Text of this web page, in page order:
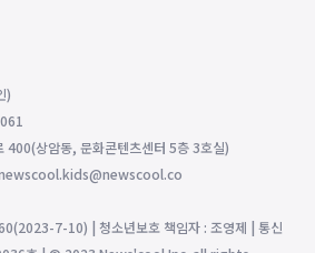
)
400(상암동, 문화콘텐츠센터 5층 3호실)
7-10) | 청소년보호 책임자 : 조영제 | 통신